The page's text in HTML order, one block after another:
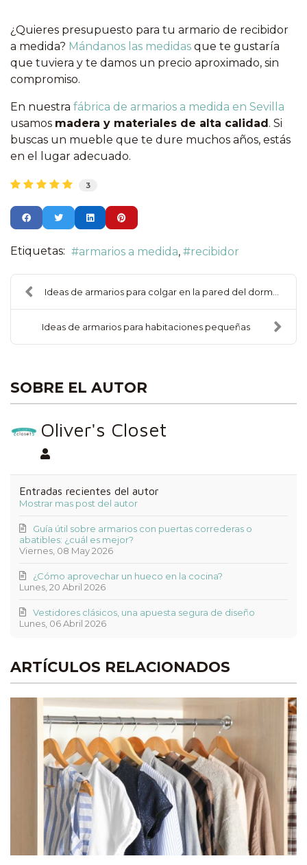
¿Quieres presupuesto para tu armario de recibidor
a medida? Mándanos las medidas que te gustaría
que tuviera y te damos un precio aproximado, sin
compromiso.
En nuestra fábrica de armarios a medida en Sevilla
usamos madera y materiales de alta calidad. Si
buscas un mueble que te dure muchos años, estás
en el lugar adecuado.
3
Etiquetas: armarios a medida recibidor
Ideas de armarios para colgar en la pared del dorm...
Ideas de armarios para habitaciones pequeñas
SOBRE EL AUTOR
Oliver's Closet
Oliver's Closet
Entradas recientes del autor
Mostrar mas post del autor
Viernes, 08 May 2026
Guía útil sobre armarios con puertas correderas o
abatibles: ¿cuál es mejor?
Lunes, 20 Abril 2026
¿Cómo aprovechar un hueco en la cocina?
Lunes, 06 Abril 2026
Vestidores clásicos, una apuesta segura de diseño
ARTÍCULOS RELACIONADOS